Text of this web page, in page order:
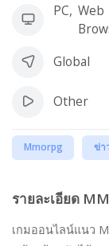
PC, Web
Global
Other
Mmorpg ข่า
รายละเอียด
เกมออนไลน์แนว